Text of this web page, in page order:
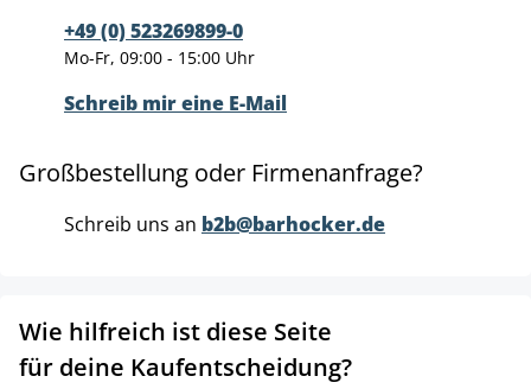
+49 (0) 523269899-0
Mo-Fr, 09:00 - 15:00 Uhr
Schreib mir eine E-Mail
Großbestellung oder Firmenanfrage?
Schreib uns an b2b@barhocker.de
Wie hilfreich ist diese Seite
für deine Kaufentscheidung?